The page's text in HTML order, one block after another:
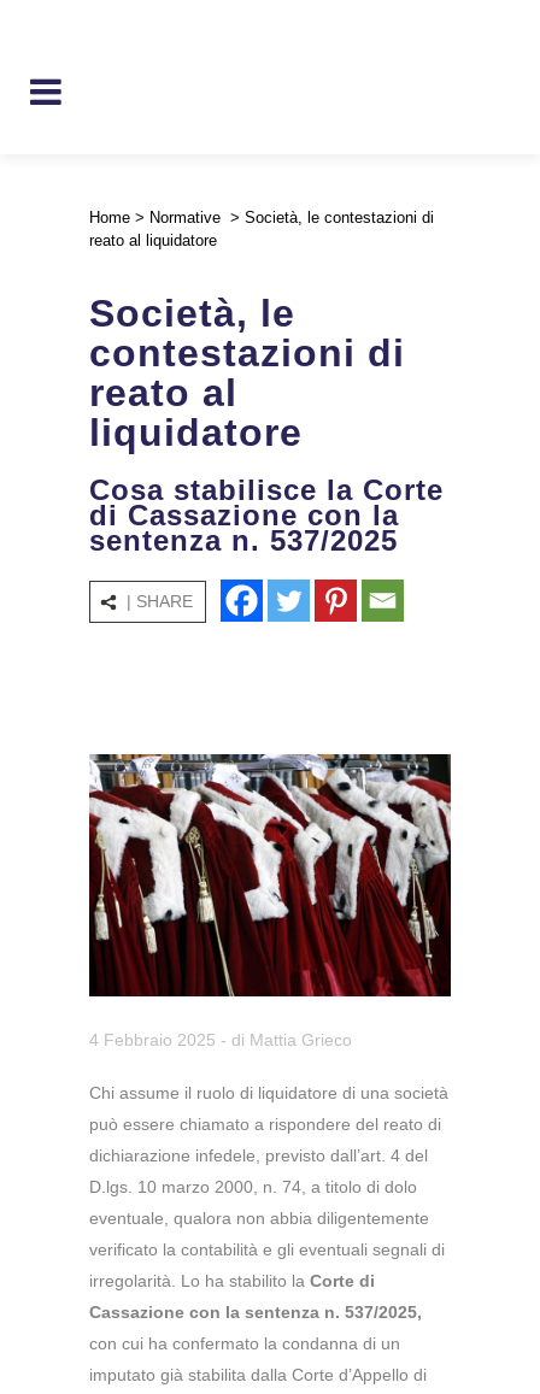
Home > Normative > Società, le contestazioni di
reato al liquidatore
Società, le
contestazioni di
reato al
liquidatore
Cosa stabilisce la Corte
di Cassazione con la
sentenza n. 537/2025
| SHARE
4 Febbraio 2025 - di Mattia Grieco
Chi assume il ruolo di liquidatore di una società
può essere chiamato a rispondere del reato di
dichiarazione infedele, previsto dall’art. 4 del
D.lgs. 10 marzo 2000, n. 74, a titolo di dolo
eventuale, qualora non abbia diligentemente
verificato la contabilità e gli eventuali segnali di
irregolarità. Lo ha stabilito la Corte di
Cassazione con la sentenza n. 537/2025,
con cui ha confermato la condanna di un
imputato già stabilita dalla Corte d’Appello di